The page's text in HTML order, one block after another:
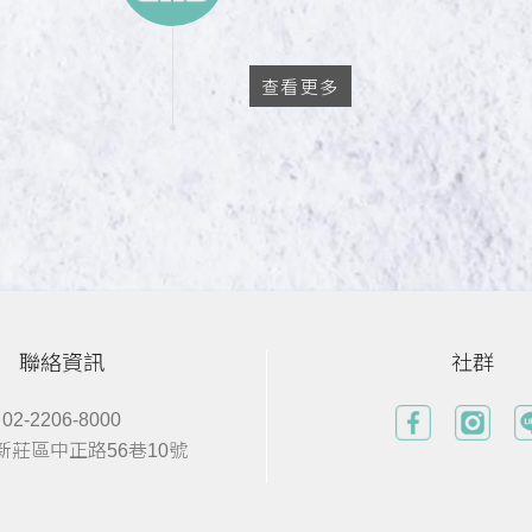
查看更多
聯絡資訊
02-2206-8000
莊區中正路56巷10號
社群